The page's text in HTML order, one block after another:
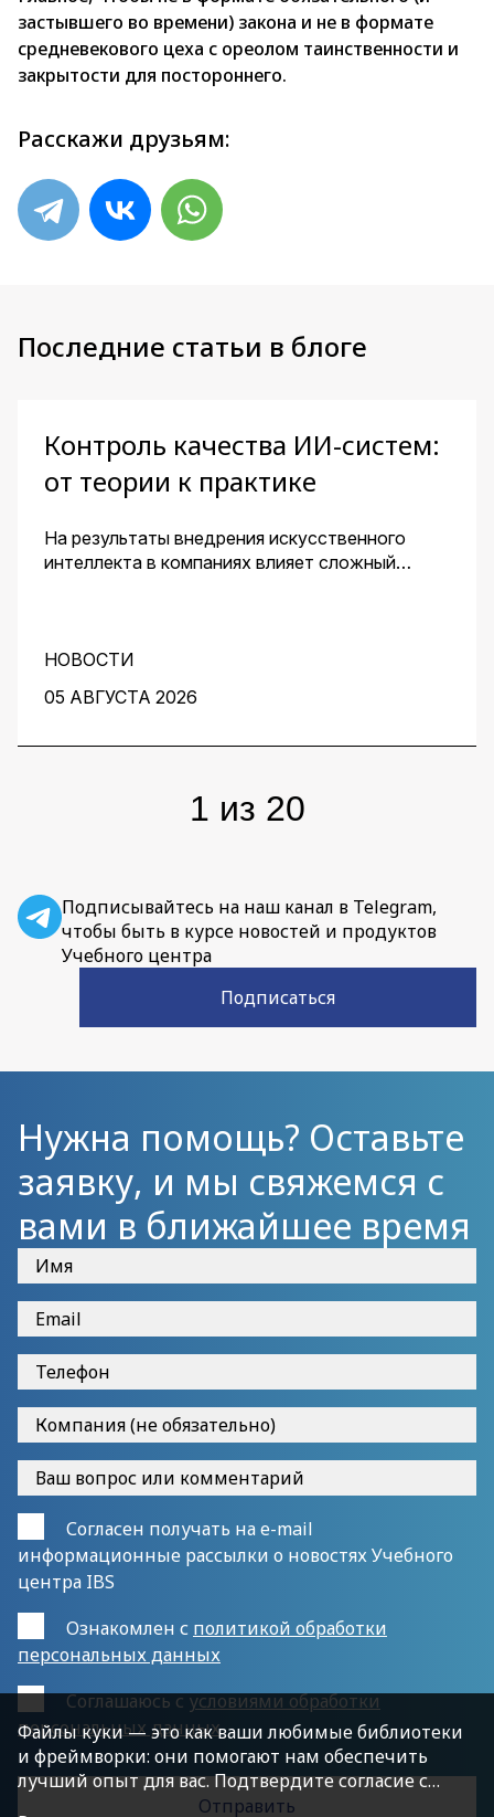
застывшего во времени) закона и не в формате
средневекового цеха с ореолом таинственности и
закрытости для постороннего.
Расскажи друзьям:
Последние статьи в блоге
Контроль качества ИИ-систем:
от теории к практике
На результаты внедрения искусственного
интеллекта в компаниях влияет сложный
протяжении всей работы над проектом. О том,
директора центра перспективных разработок
НОВОСТИ
05 АВГУСТА 2026
1 из 20
Подписывайтесь на наш канал в Telegram,
чтобы быть в курсе новостей и продуктов
Учебного центра
Подписаться
Нужна помощь? Оставьте
заявку, и мы свяжемся с
вами в ближайшее время
Согласен получать на e-mail
информационные рассылки о новостях Учебного
центра IBS
Ознакомлен с политикой обработки
персональных данных
Cоглашаюсь сусловиями обработки
персональных данных
Файлы куки — это как ваши любимые библиотеки
и фреймворки: они помогают нам обеспечить
лучший опыт для вас. Подтвердите согласие с
политикой конфиденциальности, нажав